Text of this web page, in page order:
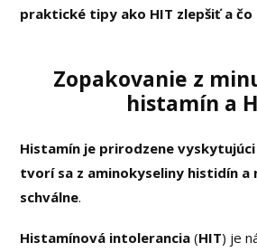
praktické tipy ako HIT zlepšiť a
Zopakovanie z
histamín a
Histamín je prirodzene
tvorí sa z aminokyseliny histidín a
schválne.
Histamínová intolerancia (HIT) je